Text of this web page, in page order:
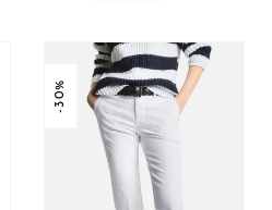
-30%